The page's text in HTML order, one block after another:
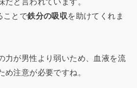
ことで鉄分の吸収 を助けてくれま
力が男性より弱いため、血液を流
注意が必要ですね。